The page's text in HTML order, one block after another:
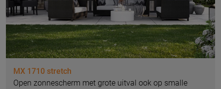
MX 1710 stretch
Open zonnescherm met grote uitval ook op smalle